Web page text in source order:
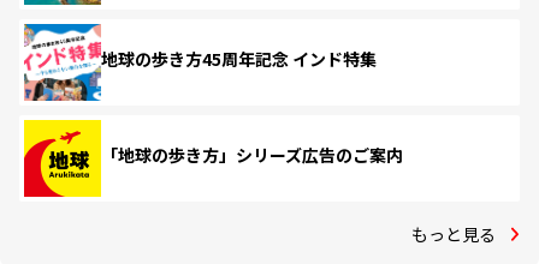
地球の歩き方45周年記念 インド特集
「地球の歩き方」シリーズ広告のご案内
もっと見る